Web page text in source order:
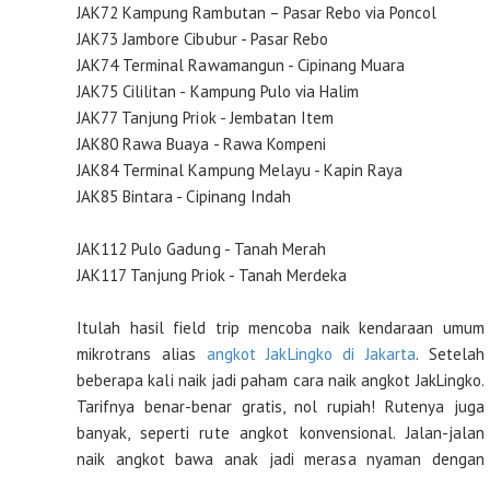
JAK72 Kampung Rambutan – Pasar Rebo via Poncol
JAK73 Jambore Cibubur - Pasar Rebo
JAK74 Terminal Rawamangun - Cipinang Muara
JAK75 Cililitan - Kampung Pulo via Halim
JAK77 Tanjung Priok - Jembatan Item
JAK80 Rawa Buaya - Rawa Kompeni
JAK84 Terminal Kampung Melayu - Kapin Raya
JAK85 Bintara - Cipinang Indah
JAK112 Pulo Gadung - Tanah Merah
JAK117 Tanjung Priok - Tanah Merdeka
Itulah hasil field trip mencoba naik kendaraan umum
mikrotrans alias angkot JakLingko di Jakarta. Setelah
beberapa kali naik jadi paham cara naik angkot JakLingko.
Tarifnya benar-benar gratis, nol rupiah! Rutenya juga
banyak, seperti rute angkot konvensional. Jalan-jalan
naik angkot bawa anak jadi merasa nyaman dengan